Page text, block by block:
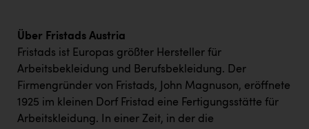
Über Fristads Austria
Fristads ist Europas größter Hersteller für
Arbeitsbekleidung und Berufsbekleidung. Der
Firmengründer von Fristads, John Magnuson, eröffnete
1925 im kleinen Dorf Fristad eine Fertigungsstätte für
Arbeitskleidung. In einer Zeit, in der die